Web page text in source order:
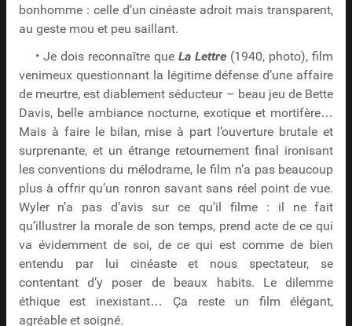
bonhomme : celle d’un cinéaste adroit mais transparent,
au geste mou et peu saillant.
• Je dois reconnaître queLa Lettre (1940, photo), film
venimeux questionnant la légitime défense d’une affaire
de meurtre, est diablement séducteur – beau jeu de Bette
Davis, belle ambiance nocturne, exotique et mortifère…
Mais à faire le bilan, mise à part l’ouverture brutale et
surprenante, et un étrange retournement final ironisant
les conventions du mélodrame, le film n’a pas beaucoup
plus à offrir qu’un ronron savant sans réel point de vue.
Wyler n’a pas d’avis sur ce qu’il filme : il ne fait
qu’illustrer la morale de son temps, prend acte de ce qui
va évidemment de soi, de ce qui est comme de bien
entendu par lui cinéaste et nous spectateur, se
contentant d’y poser de beaux habits. Le dilemme
éthique est inexistant… Ça reste un film élégant,
agréable et soigné.